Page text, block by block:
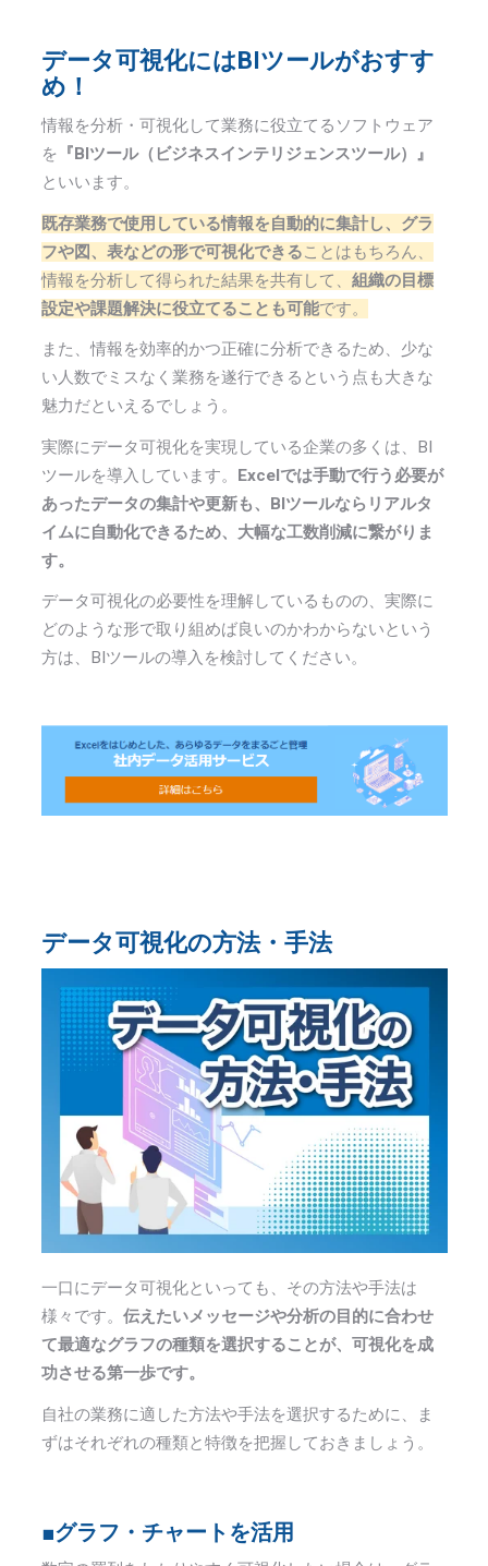
データ可視化にはBIツールがおすす
め！
情報を分析・可視化して業務に役立てるソフトウェア
を 『BIツール（ビジネスインテリジェンスツール）』
といいます。
既存業務で使用している情報を自動的に集計し、グラ
フや図、表などの形で可視化できることはもちろん、
情報を分析して得られた結果を共有して、 組織の目標
設定や課題解決に役立てることも可能です。
また、情報を効率的かつ正確に分析できるため、少な
い人数でミスなく業務を遂行できるという点も大きな
魅力だといえるでしょう。
実際にデータ可視化を実現している企業の多くは、BI
ツールを導入しています。 Excelでは手動で行う必要が
あったデータの集計や更新も、BIツールならリアルタ
イムに自動化できるため、大幅な工数削減に繋がりま
す。
データ可視化の必要性を理解しているものの、実際に
どのような形で取り組めば良いのかわからないという
方は、
BI ツールの導入を検討してください。
データ可視化の方法・手法
一口にデータ可視化といっても、その方法や手法は
様々です。 伝えたいメッセージや分析の目的に合わせ
て最適なグラフの種類を選択することが、可視化を成
功させる第一歩です。
自社の業務に適した方法や手法を選択するために、ま
ずはそれぞれの種類と特徴を把握しておきましょう。
■グラフ・チャートを活用